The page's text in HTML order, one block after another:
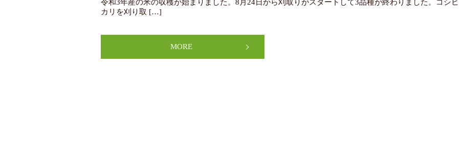
令和3年産の米の収穫が始まりました。8月24日から刈取りがスタートして3品種が終わりました。コシヒ
カリを刈り取 […]
MORE